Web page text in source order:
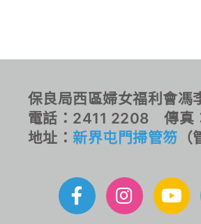
保良局西區婦女福利會馮
電話：2411 2208 傳真
地址： 新界屯門掃管笏